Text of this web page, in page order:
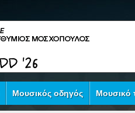
Μουσικός οδηγός Μουσικό